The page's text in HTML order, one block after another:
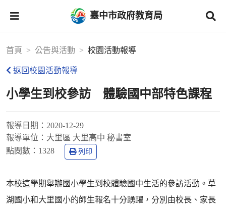
臺中市政府教育局
首頁 公告與活動 校園活動報導
返回校園活動報導
小學生到校參訪 體驗國中部特色課程
報導日期： 2020-12-29
報導單位： 大里區 大里高中 秘書室
點閱數： 1328 列印
本校這學期舉辦國小學生到校體驗國中生活的參訪活動。草
湖國小和大里國小的師生報名十分踴躍，分別由校長、家長